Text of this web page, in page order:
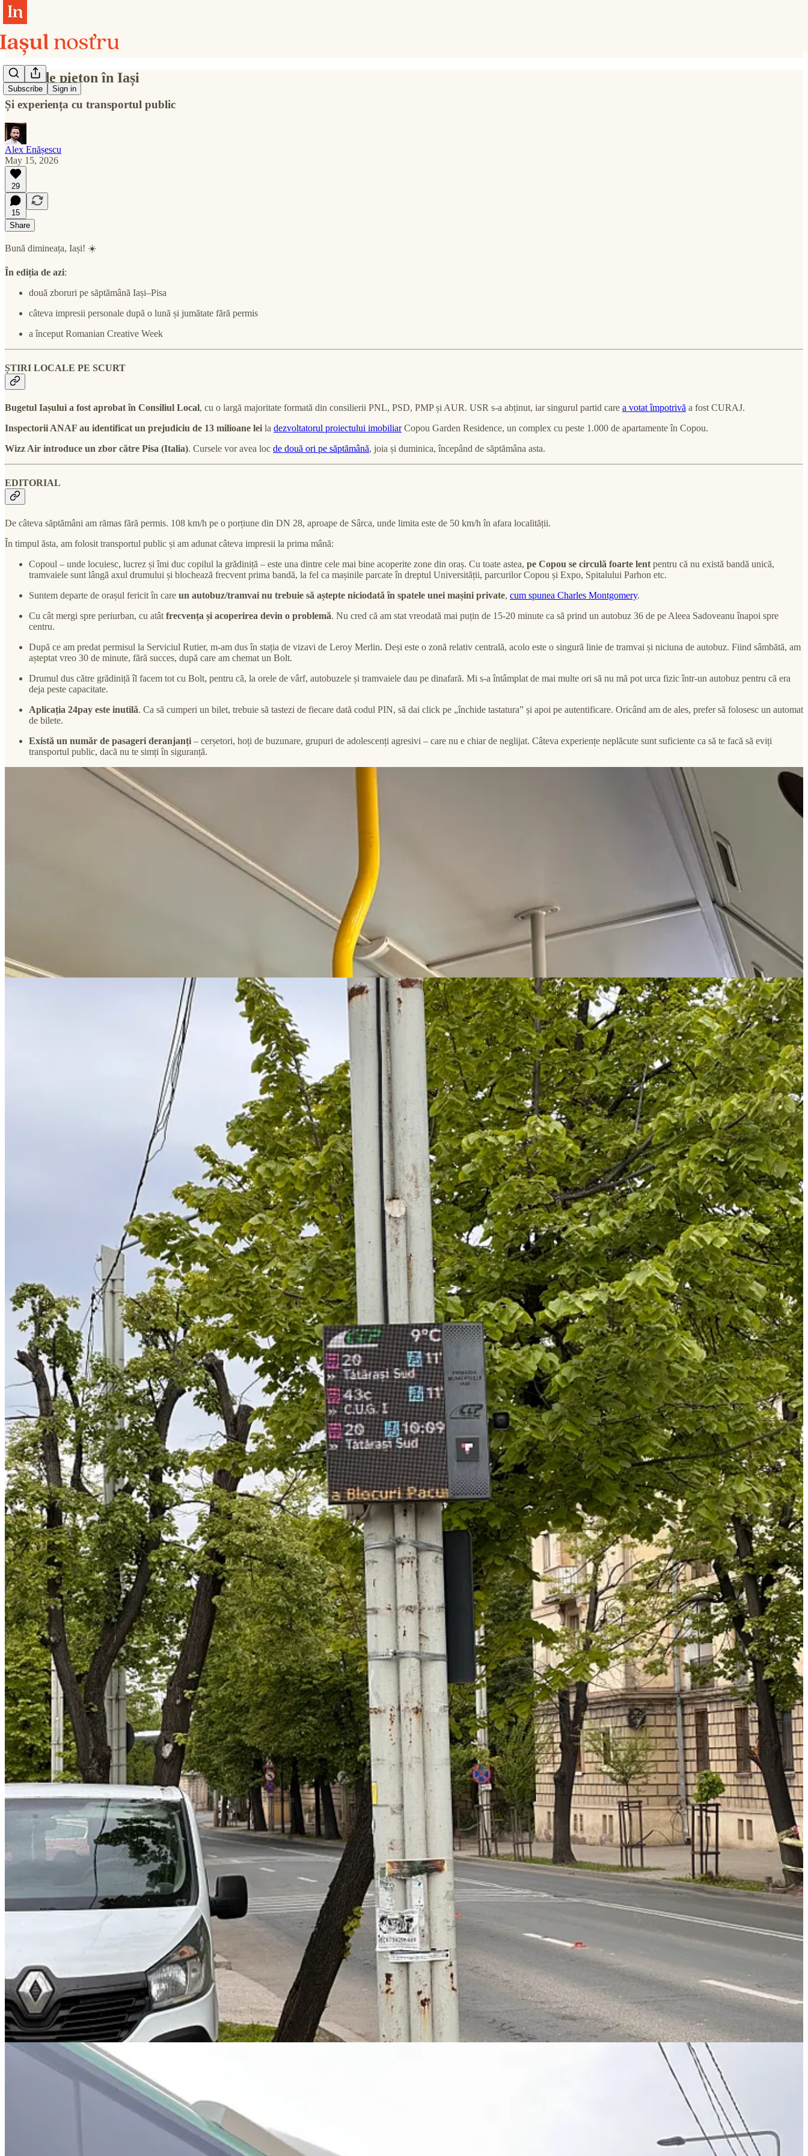
Subscribe Sign in
Viața de pieton în Iași
Și experiența cu transportul public
Alex Enășescu
May 15, 2026
29
15
Share
Bună dimineața, Iași! ☀️
În ediția de azi:
două zboruri pe săptămână Iași–Pisa
câteva impresii personale după o lună și jumătate fără permis
a început Romanian Creative Week
ȘTIRI LOCALE PE SCURT
Bugetul Iașului a fost aprobat în Consiliul Local, cu o largă majoritate formată din consilierii PNL, PSD, PMP și AUR. USR s-a abținut, iar singurul partid care a votat împotrivă a fost CURAJ.
Inspectorii ANAF au identificat un prejudiciu de 13 milioane lei la dezvoltatorul proiectului imobiliarCopou Garden Residence, un complex cu peste 1.000 de apartamente în Copou.
Wizz Air introduce un zbor către Pisa (Italia). Cursele vor avea loc de două ori pe săptămână, joia și duminica, începând de săptămâna asta.
EDITORIAL
De câteva săptămâni am rămas fără permis. 108 km/h pe o porțiune din DN 28, aproape de Sârca, unde limita este de 50 km/h în afara localității.
În timpul ăsta, am folosit transportul public și am adunat câteva impresii la prima mână:
Copoul – unde locuiesc, lucrez și îmi duc copilul la grădiniță – este una dintre cele mai bine acoperite zone din oraș. Cu toate astea, pe Copou se circulă foarte lent pentru că nu există bandă unică,
tramvaiele sunt lângă axul drumului și blochează frecvent prima bandă, la fel ca mașinile parcate în dreptul Universității, parcurilor Copou și Expo, Spitalului Parhon etc.
Suntem departe de orașul fericit în care un autobuz/tramvai nu trebuie să aștepte niciodată în spatele unei mașini private, cum spunea Charles Montgomery.
Cu cât mergi spre periurban, cu atât frecvența și acoperirea devin o problemă. Nu cred că am stat vreodată mai puțin de 15-20 minute ca să prind un autobuz 36 de pe Aleea Sadoveanu înapoi spre
centru.
După ce am predat permisul la Serviciul Rutier, m-am dus în stația de vizavi de Leroy Merlin. Deși este o zonă relativ centrală, acolo este o singură linie de tramvai și niciuna de autobuz. Fiind sâmbătă, am
așteptat vreo 30 de minute, fără succes, după care am chemat un Bolt.
Drumul dus către grădiniță îl facem tot cu Bolt, pentru că, la orele de vârf, autobuzele și tramvaiele dau pe dinafară. Mi s-a întâmplat de mai multe ori să nu mă pot urca fizic într-un autobuz pentru că era
deja peste capacitate.
Aplicația 24pay este inutilă. Ca să cumperi un bilet, trebuie să tastezi de fiecare dată codul PIN, să dai click pe „închide tastatura” și apoi pe autentificare. Oricând am de ales, prefer să folosesc un automat
de bilete.
Există un număr de pasageri deranjanți – cerșetori, hoți de buzunare, grupuri de adolescenți agresivi – care nu e chiar de neglijat. Câteva experiențe neplăcute sunt suficiente ca să te facă să eviți
transportul public, dacă nu te simți în siguranță.
în Iași transportul public este folosit de cei care nu au de ales: elevi, studenți, pensionari (care circulă gratuit) și cei care nu au mașină. Din câte-mi dau seama, sunt foarte puțini cei care au
mașină și aleg să folosească transportul public.
prima condiție este extinderea și îmbunătățirea transportului public
world-class, ca în marile orașe europene, unde toți mergem fără probleme cu transportul public. Dar dacă le ceri oamenilor să renunțe la mașină, când transportul public este la fel de lent, dar mai
puțin flexibil și confortabil, nu știu dacă tranziția se va întâmpla prea curând.
“If travel is prohibitively slow, if it doesn’t get you to where you need to go, it will never encourage those wealthy enough to own and operate a car to stop buying and using them – and it won’t serve the needs
of those who are transit dependent.”
CE FACEM SĂPTĂMÂNA ASTA
Romanian Creative Week| Cel mai amplu eveniment dedicat industriilor creative are loc în perioada 13-24 mai.
L’Appel No. 1| Începutul unei serii de cine imersive create de Meat Concept Store la MINA Museum lași. L’Appel / No. 1 este o experiență gastronomică în 9 acte concepută de Chef Alexandru Marius.
Sâmbătă/duminică, de la 18.00.
🐕Animal Fest| Parada raselor de câini, demonstrații de echitație, expoziție de pisici, reptile, insecte, tarantule, iepuri, show de dresaj și agilitate, vizitarea Bazei hipice. Sâmbătă și duminică, la Arena USV.
🎹Treeline | O experiență muzicală contemporană, în care natura devine partitură, iar sunetul devine memorie vie. Vineri, de la 20.00, la Palatul Culturii.
💍Jewelry Workshop| Un atelier în care îți poți face singur(ă) o bijuterie din argint de la zero. Sâmbătă, 16 mai, de la 11.00.
🐦‍⬛Noaptea Privighetorilor| Un eveniment dedicat păsărilor, iubitorilor de natură și celor care vor să se bucure de muzică, descoperiri și activități în aer liber. Sâmbătă, de la 14.00, la Complex Delta Moldovei.
🎤TEDxCopou| Printre speakerii acestei ediții sunt Andra Botez, Mihai Bulai, Bobo Burlăcianu, Zaiafet și medicul Orest Bolbocean. Duminică, de la 11.11, la Casa de Cultură a Studenților.
🍷Degustare de vin| Ghidat de somelierul Vali Tătar, vei degusta cinci vinuri emblematice și cinci preparate tradiționale care vorbesc despre influentele complexe dintr-o regiune multiculturală. 21 mai, de la
19.00, la RIT.
COMING SOON
🎸Fără Zahăr
| Trupa Fără Zahăr celebrează 25 de ani de comedie amăruie. Un fel de nuntă muzicală de argint. Pe 24 mai, la 19.00, la Cinema Victoria.
🤝Mix to Match| Rubik Hub organizează la Iași un eveniment dedicat celor care nu vor să plece doar cu contacte, ci cu idei clare, direcții și colaborări de viitor. Pe 26 mai, la Hotel Pleiada.
✨Senzoria Family Fest | Patru zile de poveste în Grădina Palas, unde copiii și adulții se joacă, râd și creează amintiri împreună. 29 mai-1 iunie.
👧De Basm| O experiență colectivă de bucurie, un prilej de a aduce familiile împreună, cu spectacole, concerte – Smiley, Feli, NOi Și VECHi –, joacă interactivă și educativă pentru mici și mari. 6-7 iunie.
🧒Șotron| În grădina Muzeului Vasile Pogor și pe strada Vasile Pogor, copiii și adulții deopotrivă se vor bucura de ateliere interactive, jocuri de echipă, povești și creații colective. 12-14 iunie.
🎸Rocanotherworld | A unsprezecea ediție e despre ceea ce persistă – în sunet, în gând, în emoție – după ce tăcerea revine. 19-21 iunie, la Gramma Wines, Bârnova.
ÎNCĂ CEVA
Pe pagina de Instagram, am postat un colajthen and nowrealizat deAndrei Ignia, cu fotografii vechi și actuale din Iași